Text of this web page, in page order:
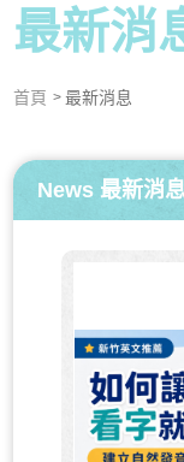
最新消
首頁 最新消息
News 最新消